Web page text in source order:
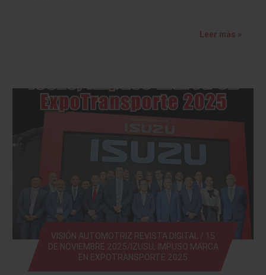
Leer más »
VISIÓN AUTOMOTRIZ REVISTA DIGITAL / 15
DE NOVIEMBRE 2025/IZUSU, IMPUSO MARCA
EN EXPOTRANSPORTE 2025